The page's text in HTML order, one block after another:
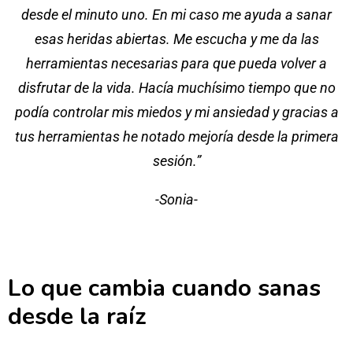
desde el minuto uno. En mi caso me ayuda a sanar
esas heridas abiertas. Me escucha y me da las
herramientas necesarias para que pueda volver a
disfrutar de la vida. Hacía muchísimo tiempo que no
podía controlar mis miedos y mi ansiedad y gracias a
tus herramientas he notado mejoría desde la primera
sesión.”
-Sonia-
Lo que cambia cuando sanas
desde la raíz